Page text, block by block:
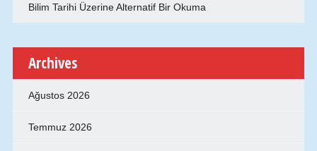
Bilim Tarihi Üzerine Alternatif Bir Okuma
Archives
Ağustos 2026
Temmuz 2026